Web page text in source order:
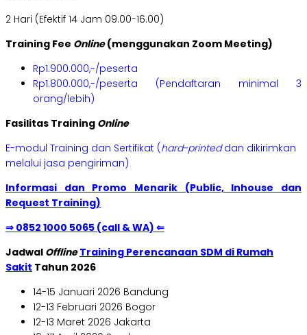
2 Hari (Efektif 14 Jam 09.00-16.00)
Training Fee Online(menggunakan Zoom Meeting)
Rp1.900.000,-/peserta
Rp1.800.000,-/peserta (Pendaftaran minimal 3
orang/lebih)
Fasilitas Training Online
E-modul Training dan Sertifikat (hard-printeddan dikirimkan
melalui jasa pengiriman)
Informasi dan Promo Menarik (Public, Inhouse dan
Request Training)
⇒ 0852 1000 5065 (call & WA) ⇐
Jadwal OfflineTraining Perencanaan SDM di Rumah
Sakit Tahun 2026
14-15 Januari 2026 Bandung
12-13 Februari 2026 Bogor
12-13 Maret 2026 Jakarta